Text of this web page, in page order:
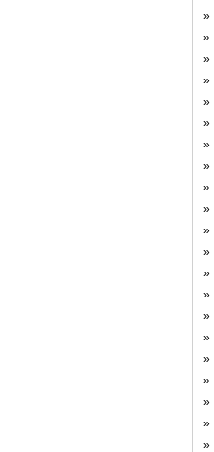
»
»
»
»
»
»
»
»
»
»
»
»
»
»
»
»
»
»
»
»
»